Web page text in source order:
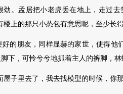
。孟居把小老虎丢在地上，走过
上的那只小怂包有意思呢，至少长
朋友，同样显赫的家世，使得他
下，可怜兮兮地抓着主人的裤脚，
子里去了，我去找模型的时候，你